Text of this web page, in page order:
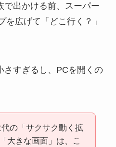
で出かける前、スーパー
を広げて「どこ行く？」
さすぎるし、PCを開くの
の「サクサク動く拡
大きな画面」は、こ